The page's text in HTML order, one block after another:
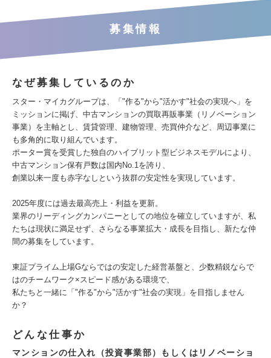
募集情報
なぜ募集しているのか
スター・マイカグループは、「"作る"から"活かす"社会の実現へ」を
ミッションに掲げ、中古マンションの買取再販事業（リノベーション
事業）を主軸とし、賃貸管理、建物管理、売買仲介など、周辺事業に
も多角的に取り組んでいます。
ポーター賞を受賞した独自のハイブリット型ビジネスモデルにより、
中古マンション保有戸数は国内No.1を誇り、
創業以来一度も赤字なしという抜群の安定性を実現しています。
2025年度には過去最高売上・利益を更新。
業界のリーディングカンパニーとしての地位を確立していますが、私
たちは現状に満足せず、さらなる事業拡大・成長を目指し、新たな仲
間の募集をしています。
東証プライム上場Gならではの安定した経営基盤と、少数精鋭ならで
はのチームワーク×スピード感がある環境で、
私たちと一緒に「"作る"から"活かす"社会の実現」を目指しません
か？
どんな仕事か
マンションの仕入れ（投資事業部）もしくはリノベーショ